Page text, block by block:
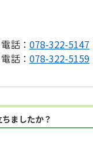
話： 078-322-5147
話： 078-322-5159
ましたか？